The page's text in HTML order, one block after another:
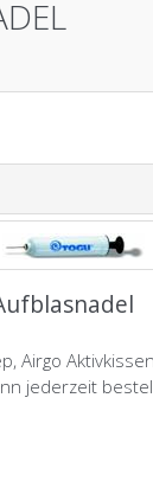
Airgo
jederzeit